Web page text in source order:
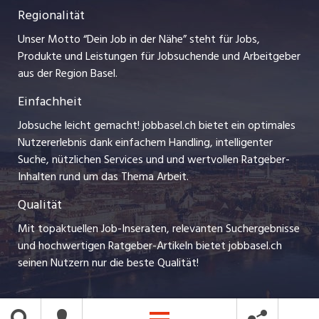
Lehrstellen
Ferienjobs
Management / Kader-Jobs
Arbeitgeber
Jobline
Impressum
Stellenmeldepflicht
Bewerber-Cockpit
myjob.ch
jobzüri.ch
ajourjob.ch
bzbasel.ch
CH Media
Regionalität
Unser Motto “Dein Job in der Nähe” steht für Jobs,
Produkte und Leistungen für Jobsuchende und Arbeitgeber
aus der Region Basel.
Einfachheit
Jobsuche leicht gemacht! jobbasel.ch bietet ein optimales
Nutzererlebnis dank einfachem Handling, intelligenter
Suche, nützlichen Services und und wertvollen Ratgeber-
Inhalten rund um das Thema Arbeit.
Qualität
Mit topaktuellen Job-Inseraten, relevanten Suchergebnisse
und hochwertigen Ratgeber-Artikeln bietet jobbasel.ch
seinen Nutzern nur die beste Qualität!